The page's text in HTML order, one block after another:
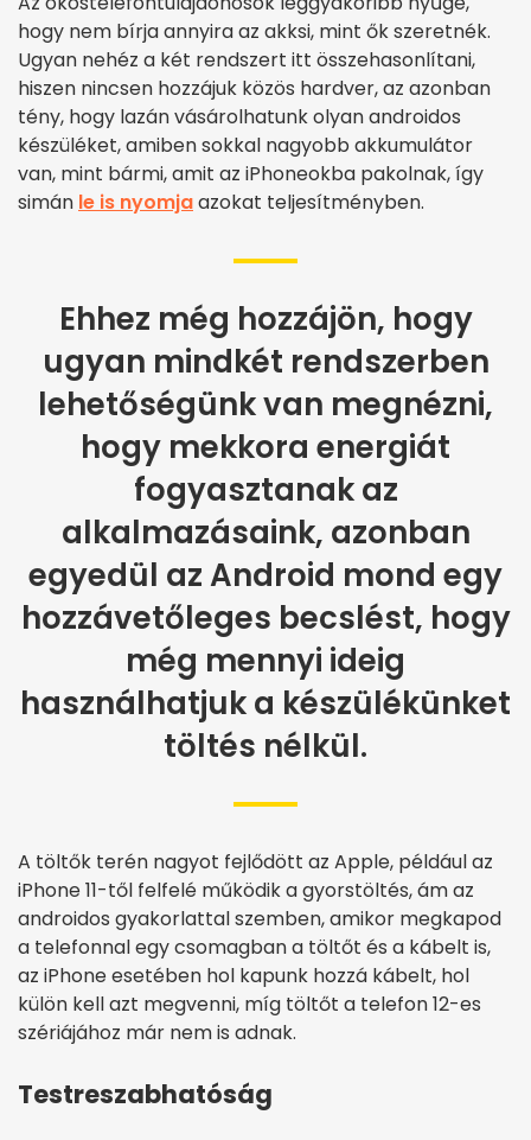
hogy nem bírja annyira az akksi, mint ők szeretnék.
Ugyan nehéz a két rendszert itt összehasonlítani,
hiszen nincsen hozzájuk közös hardver, az azonban
tény, hogy lazán vásárolhatunk olyan androidos
készüléket, amiben sokkal nagyobb akkumulátor
van, mint bármi, amit az iPhoneokba pakolnak, így
simán le is nyomjaazokat teljesítményben.
Ehhez még hozzájön, hogy
ugyan mindkét rendszerben
lehetőségünk van megnézni,
hogy mekkora energiát
fogyasztanak az
alkalmazásaink, azonban
egyedül az Android mond egy
hozzávetőleges becslést, hogy
még mennyi ideig
használhatjuk a készülékünket
töltés nélkül.
A töltők terén nagyot fejlődött az Apple, például az
iPhone 11-től felfelé működik a gyorstöltés, ám az
androidos gyakorlattal szemben, amikor megkapod
a telefonnal egy csomagban a töltőt és a kábelt is,
az iPhone esetében hol kapunk hozzá kábelt, hol
külön kell azt megvenni, míg töltőt a telefon 12-es
szériájához már nem is adnak.
Testreszabhatóság